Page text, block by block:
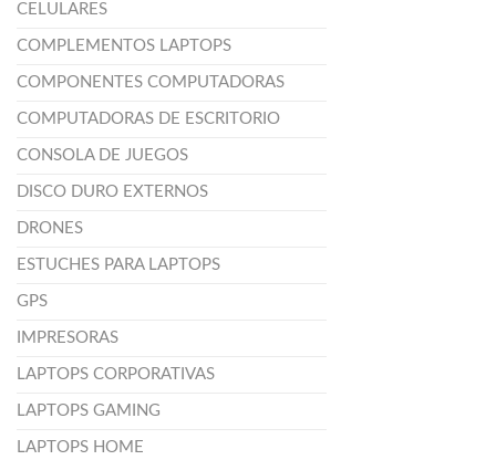
CELULARES
COMPLEMENTOS LAPTOPS
COMPONENTES COMPUTADORAS
COMPUTADORAS DE ESCRITORIO
CONSOLA DE JUEGOS
DISCO DURO EXTERNOS
DRONES
ESTUCHES PARA LAPTOPS
GPS
IMPRESORAS
LAPTOPS CORPORATIVAS
LAPTOPS GAMING
LAPTOPS HOME